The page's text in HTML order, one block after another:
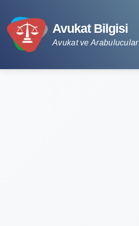
Avukat Bilgisi
Avukat ve Arabulucular